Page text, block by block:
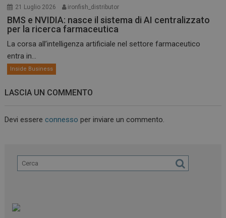
21 Luglio 2026 ironfish_distributor
BMS e NVIDIA: nasce il sistema di AI centralizzato
per la ricerca farmaceutica
La corsa all’intelligenza artificiale nel settore farmaceutico
entra in...
Inside Business
LASCIA UN COMMENTO
Devi essereconnesso per inviare un commento.